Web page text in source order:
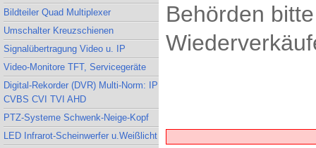
Bildteiler Quad Multiplexer
Umschalter Kreuzschienen
Signalübertragung Video u. IP
Video-Monitore TFT, Servicegeräte
Digital-Rekorder (DVR) Multi-Norm: IP
CVBS CVI TVI AHD
PTZ-Systeme Schwenk-Neige-Kopf
LED Infrarot-Scheinwerfer u.Weißlicht
Behörden